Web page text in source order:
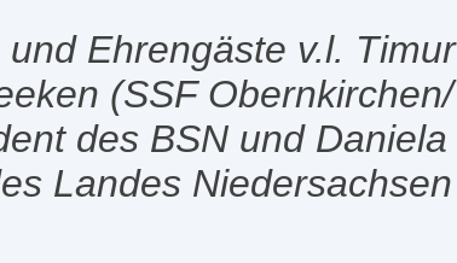
Ehrengäste v.l.
(SSF
des BSN und Daniela
Landes